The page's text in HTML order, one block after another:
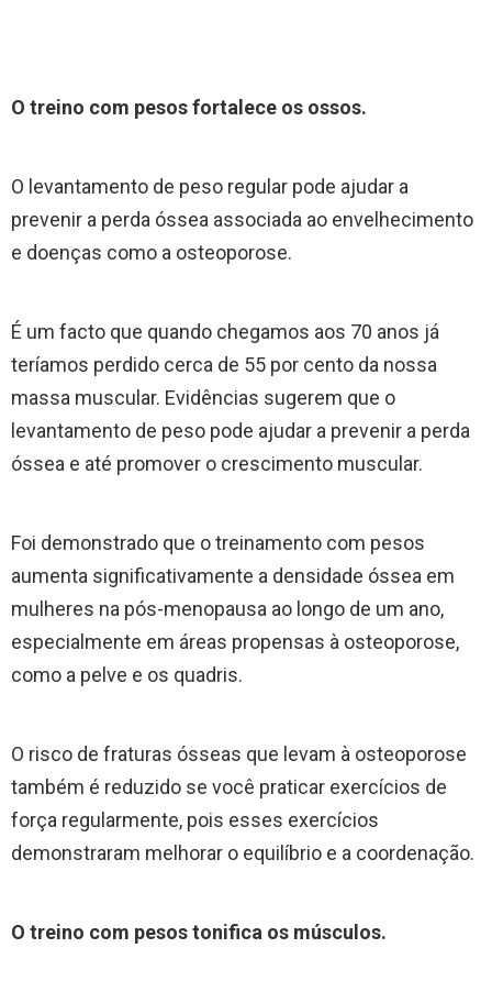
O treino com pesos fortalece os ossos.
O levantamento de peso regular pode ajudar a
prevenir a perda óssea associada ao envelhecimento
e doenças como a osteoporose.
É um facto que quando chegamos aos 70 anos já
teríamos perdido cerca de 55 por cento da nossa
massa muscular. Evidências sugerem que o
levantamento de peso pode ajudar a prevenir a perda
óssea e até promover o crescimento muscular.
Foi demonstrado que o treinamento com pesos
aumenta significativamente a densidade óssea em
mulheres na pós-menopausa ao longo de um ano,
especialmente em áreas propensas à osteoporose,
como a pelve e os quadris.
O risco de fraturas ósseas que levam à osteoporose
também é reduzido se você praticar exercícios de
força regularmente, pois esses exercícios
demonstraram melhorar o equilíbrio e a coordenação.
O treino com pesos tonifica os músculos.